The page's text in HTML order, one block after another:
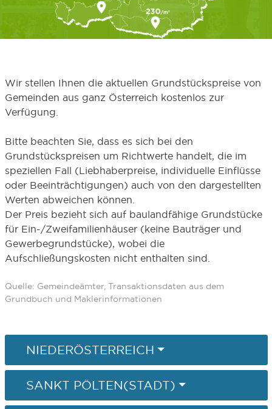
Wir stellen Ihnen die aktuellen Grundstückspreise von
Gemeinden aus ganz Österreich kostenlos zur
Verfügung.
Bitte beachten Sie, dass es sich bei den
Grundstückspreisen um Richtwerte handelt, die im
speziellen Fall (Liebhaberpreise, individuelle Einflüsse
oder Beeinträchtigungen) auch von den dargestellten
Werten abweichen können.
Der Preis bezieht sich auf baulandfähige Grundstücke
für Ein-/Zweifamilienhäuser (keine Bauträger und
Gewerbegrundstücke), wobei die
Aufschließungskosten nicht enthalten sind.
Quelle: Gemeindeämter, Transaktionsdaten aus dem
Grundbuch und Maklerinformationen
NIEDERÖSTERREICH
SANKT PÖLTEN(STADT)